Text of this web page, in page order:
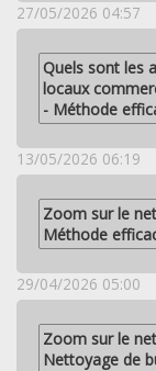
27/05/2026 04:57
Quels sont les
locaux
- Méthode
13/05/2026 06:19
Zoom sur le
Méthode
29/04/2026 05:00
Zoom sur le
Nettoyage de